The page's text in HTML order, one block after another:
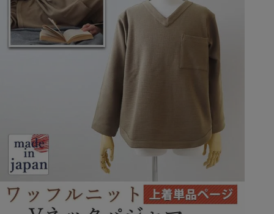
メンズパジャマ
春 夏 秋 冬
ニット/ストレッチ
柄物
体型別におすすめパジ
年齢別におすすめパジ
ルームウェア
インナーウェア 生活雑貨 カタログギフト
作務衣
羽織・バスロ
上着単品
半袖 七分袖
会社概要 お買い物ガイド 安心の日本製